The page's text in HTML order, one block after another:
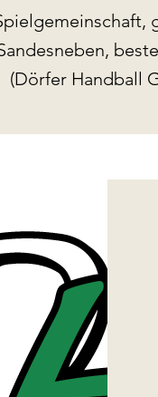
(Dörfer Handball